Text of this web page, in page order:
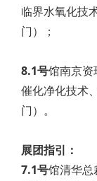
临界水氧化技
门）；
8.1号馆南京资
催化净化技术
门）。
展团指引：
7.1号馆清华总